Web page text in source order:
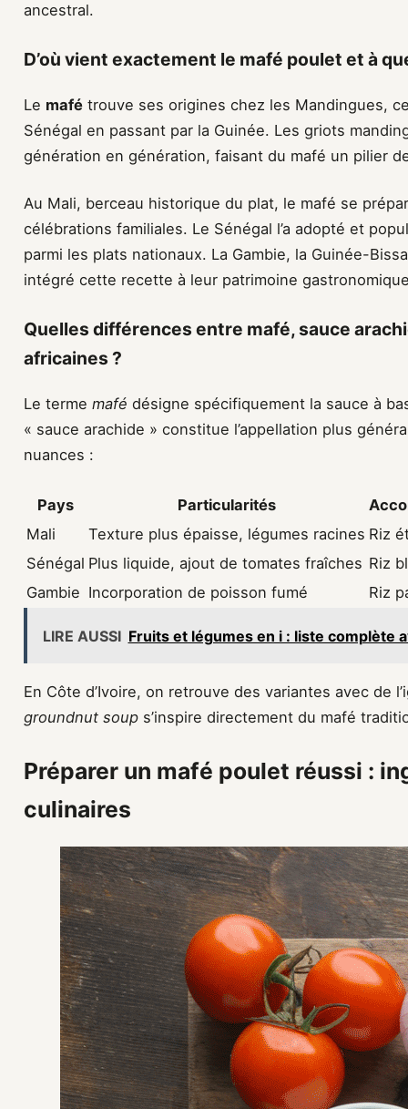
ancestral.
D’où vient exactement le mafé poulet et à
Le mafé trouve ses origines chez les Mandingues,
Sénégal en passant par la Guinée. Les griots
génération en génération, faisant du mafé un pilier
Au Mali, berceau historique du plat, le mafé se
célébrations familiales. Le Sénégal l’a adopté et
parmi les plats nationaux. La Gambie, la Guinée-
intégré cette recette à leur patrimoine
Quelles différences entre mafé, sauce
africaines ?
Le terme mafé désigne spécifiquement la sauce à
« sauce arachide » constitue l’appellation plus
nuances :
Pays Particularités
Mali
Texture plus épaisse, légumes racines Riz
Sénégal Plus liquide, ajout de tomates fraîches Riz
Gambie Incorporation de poisson fumé Riz
LIRE AUSSI Fruits et légumes en i : liste complète
En Côte d’Ivoire, on retrouve des variantes avec de
groundnut soup s’inspire directement du mafé
Préparer un mafé poulet réussi :
culinaires